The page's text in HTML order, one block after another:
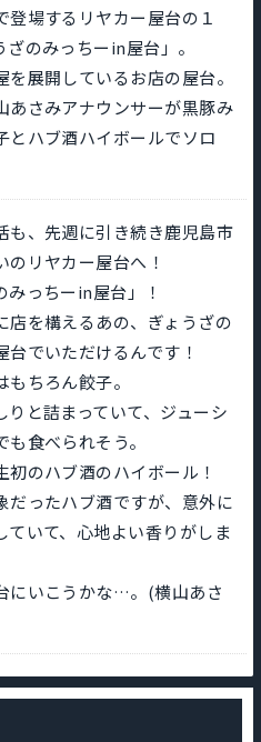
登場するリヤカー屋台の１
ざのみっちーin屋台」。
を展開しているお店の屋台。
あさみアナウンサーが黒豚み
とハブ酒ハイボールでソロ
も、先週に引き続き鹿児島市
のリヤカー屋台へ！
みっちーin屋台」！
店を構えるあの、ぎょうざの
台でいただけるんです！
もちろん餃子。
りと詰まっていて、ジューシ
食べられそう。
初のハブ酒のハイボール！
だったハブ酒ですが、意外に
ていて、心地よい香りがしま
にいこうかな…。(横山あさ